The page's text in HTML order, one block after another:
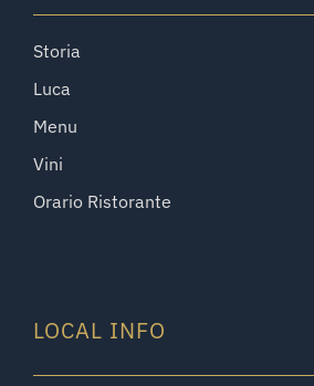
Storia
Luca
Menu
Vini
Orario Ristorante
LOCAL INFO